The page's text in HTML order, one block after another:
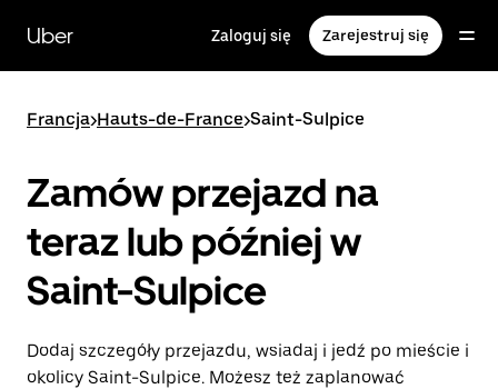
głównej
zawartości
Uber Zaloguj się Zarejestruj się
Francja>Hauts-de-France>Saint-Sulpice
Zamów przejazd na
teraz lub później w
Saint-Sulpice
Dodaj szczegóły przejazdu, wsiadaj i jedź po mieście i
okolicy Saint-Sulpice. Możesz też zaplanować